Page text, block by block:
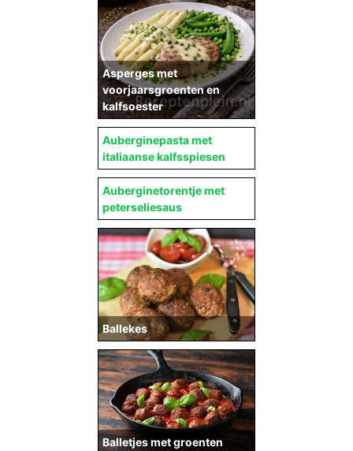
Asperges met
voorjaarsgroenten en
kalfsoester
Auberginepasta met
italiaanse kalfsspiesen
Auberginetorentje met
peterseliesaus
Ballekes
Balletjes met groenten